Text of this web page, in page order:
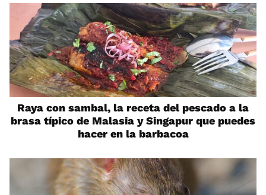
Raya con sambal, la receta del pescado a la
brasa típico de Malasia y Singapur que puedes
hacer en la barbacoa